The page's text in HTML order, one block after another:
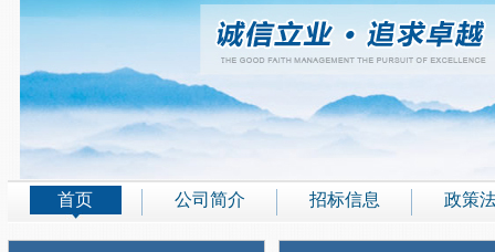
首页 公司简介 招标信息 政策